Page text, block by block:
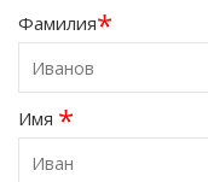
Фамилия*
Имя *